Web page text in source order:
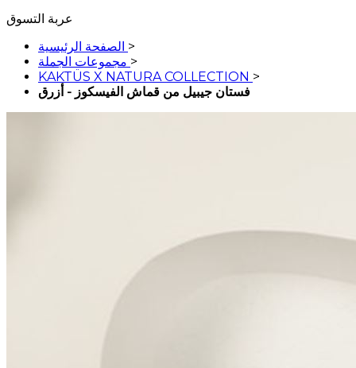
عربة التسوق
الصفحة الرئيسية >
مجموعات الجملة >
KAKTÜS X NATURA COLLECTION >
فستان جيبيل من قماش الفيسكوز - أزرق